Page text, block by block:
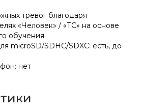
тревог благодаря
«Человек» / «ТС» на основе
обучения
microSD/SDHC/SDXC: есть, до
нет